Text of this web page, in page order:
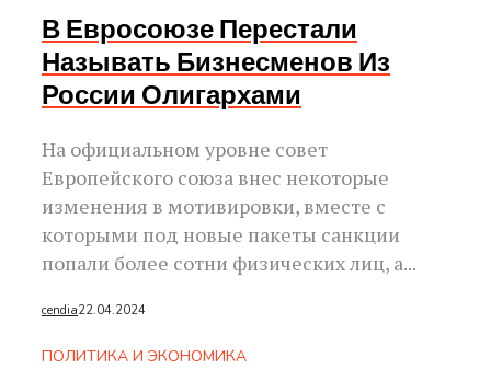
В Евросоюзе Перестали
Называть Бизнесменов Из
России Олигархами
На официальном уровне совет
Европейского союза внес некоторые
изменения в мотивировки, вместе с
которыми под новые пакеты санкции
попали более сотни физических лиц, а...
cendia22.04.2024
ПОЛИТИКА И ЭКОНОМИКА